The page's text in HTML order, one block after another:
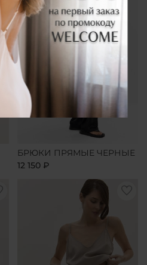
БРЮКИ ПРЯМЫЕ ЧЕРНЫЕ
12 150 ₽